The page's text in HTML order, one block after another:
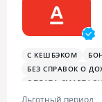
С КЕШБЭКОМ
БЕЗ СПРАВОК О
ОПЛАТА
ПЛАТЕЖНЫЙ СТИКЕР
Льготный период